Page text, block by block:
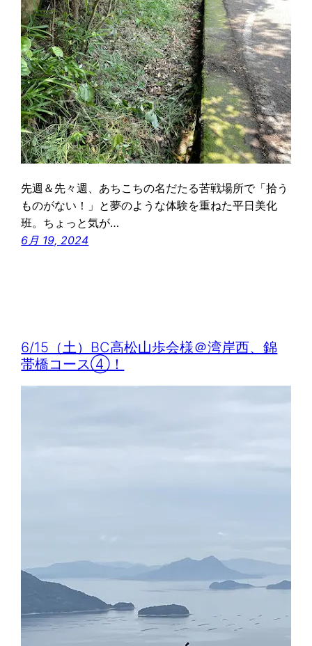
先週＆先々週、あちこちの名だたる苦戦場所で「拾う
ものがない！」と夢のような体験を重ねた平日美化
班。ちょっと気が…
6月 19, 2024
6/15（土）BC高松山歩会様＠湾岸西、錦
帯橋コース④！